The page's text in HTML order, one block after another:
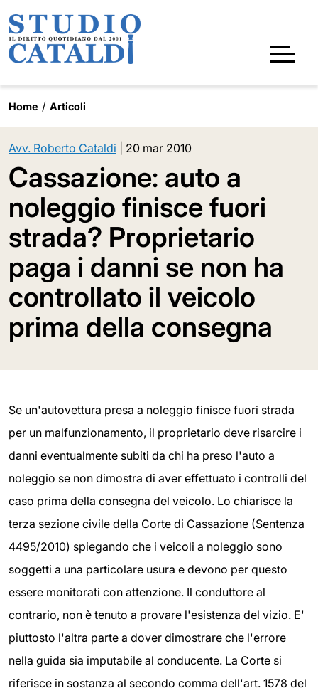
Home Articoli
Avv. Roberto Cataldi 20 mar 2010
Cassazione: auto a
noleggio finisce fuori
strada? Proprietario
paga i danni se non ha
controllato il veicolo
prima della consegna
Se un'autovettura presa a noleggio finisce fuori strada
per un malfunzionamento, il proprietario deve risarcire i
danni eventualmente subiti da chi ha preso l'auto a
noleggio se non dimostra di aver effettuato i controlli del
caso prima della consegna del veicolo. Lo chiarisce la
terza sezione civile della Corte di Cassazione (Sentenza
4495/2010) spiegando che i veicoli a noleggio sono
soggetti a una particolare usura e devono per questo
essere monitorati con attenzione. Il conduttore al
contrario, non è tenuto a provare l'esistenza del vizio. E'
piuttosto l'altra parte a dover dimostrare che l'errore
nella guida sia imputabile al conducente. La Corte si
riferisce in sostanza al secondo comma dell'art. 1578 del